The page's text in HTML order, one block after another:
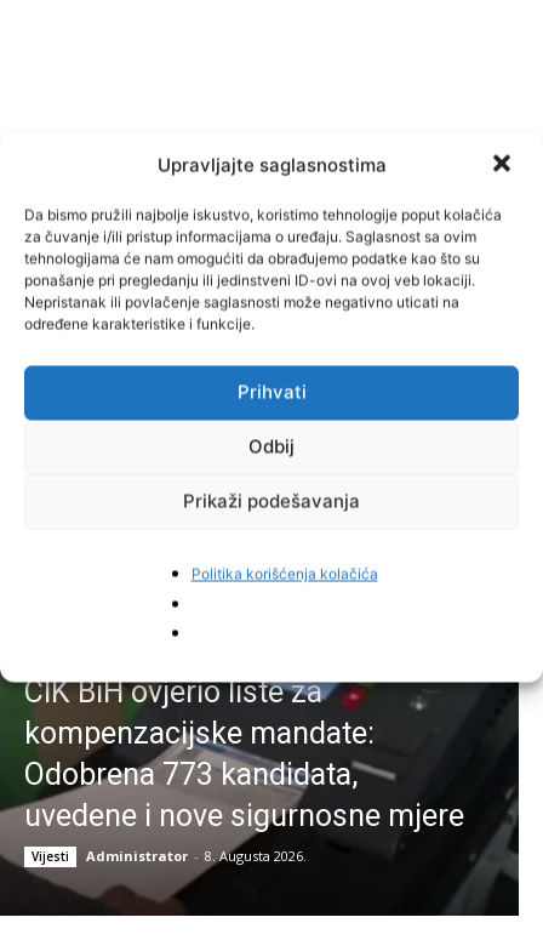
Upravljajte saglasnostima
Da bismo pružili najbolje iskustvo, koristimo tehnologije poput kolačića
za čuvanje i/ili pristup informacijama o uređaju. Saglasnost sa ovim
tehnologijama će nam omogućiti da obrađujemo podatke kao što su
ponašanje pri pregledanju ili jedinstveni ID-ovi na ovoj veb lokaciji.
Nepristanak ili povlačenje saglasnosti može negativno uticati na
određene karakteristike i funkcije.
Prihvati
Odbij
Prikaži podešavanja
Politika korišćenja kolačića
Facebook Pinterest
Najnovije vijesti
CIK BiH ovjerio liste za
kompenzacijske mandate:
Odobrena 773 kandidata,
uvedene i nove sigurnosne mjere
Vijesti Administrator - 8. Augusta 2026.